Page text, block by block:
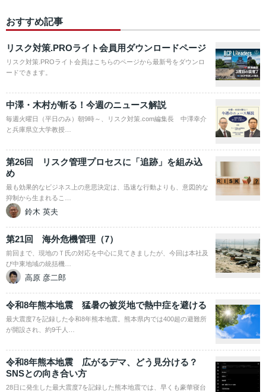
おすすめ記事
リスク対策.PROライト会員用ダウンロードページ
リスク対策.PROライト会員はこちらのページから最新号をダウンロ
ードできます。
中澤・木村が斬る！今週のニュース解説
毎週火曜日（平日のみ）朝9時～、リスク対策.com編集長 中澤幸介
と兵庫県立大学教授…
第26回 リスク管理プロセスに「追跡」を組み込
め
最も効果的なビジネス上の意思決定は、迅速な行動よりも、意図的な
抑制から生まれるこ…
鈴木 英夫
第21回 海外危機管理（7）
前回まで、現地のＴ氏の対応を中心に見てきましたが、今回は本社及
び中東地域の統括機…
高原 彦二郎
令和8年熊本地震 猛暑の被災地で熱中症を避ける
最大震度7を記録した令和8年熊本地震。熊本県内では400超の避難所
が開設され、約9千人…
令和8年熊本地震 広がるデマ、どう見分ける？
SNSとの向き合い方
28日に発生した最大震度7を記録した熊本地震では、早くも豪華寝台